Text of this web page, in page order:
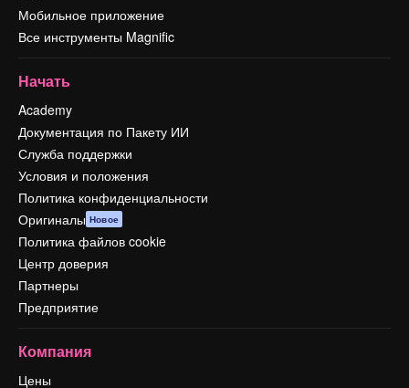
Мобильное приложение
Все инструменты Magnific
Начать
Academy
Документация по Пакету ИИ
Служба поддержки
Условия и положения
Политика конфиденциальности
Оригиналы Новое
Политика файлов cookie
Центр доверия
Партнеры
Предприятие
Компания
Цены